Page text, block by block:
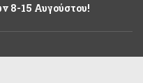
8-15 Αυγούστου!